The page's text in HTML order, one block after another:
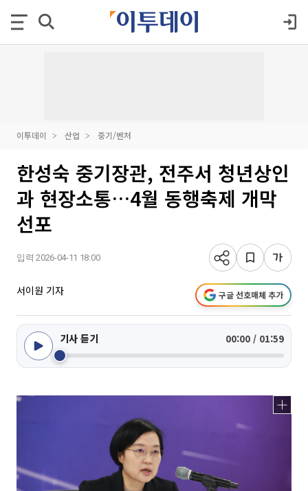
이투데이 산업 중기/벤처
한성숙 중기장관, 전주서 청년상인
과 현장소통…4월 동행축제 개막
선포
입력 2026-04-11 18:00
서이원 기자 구글 선호매체 추가
기사 듣기 00:00 / 01:59